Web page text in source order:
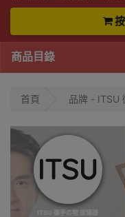
商品目錄
首頁 品牌 - ITSU
ITSU 御手の物 拔罐器